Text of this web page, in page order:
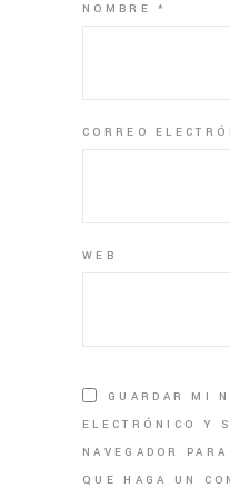
NOMBRE*
CORREO
WEB
GUARDAR MI
ELECTRÓNICO Y
NAVEGADOR
QUE HAGA UN